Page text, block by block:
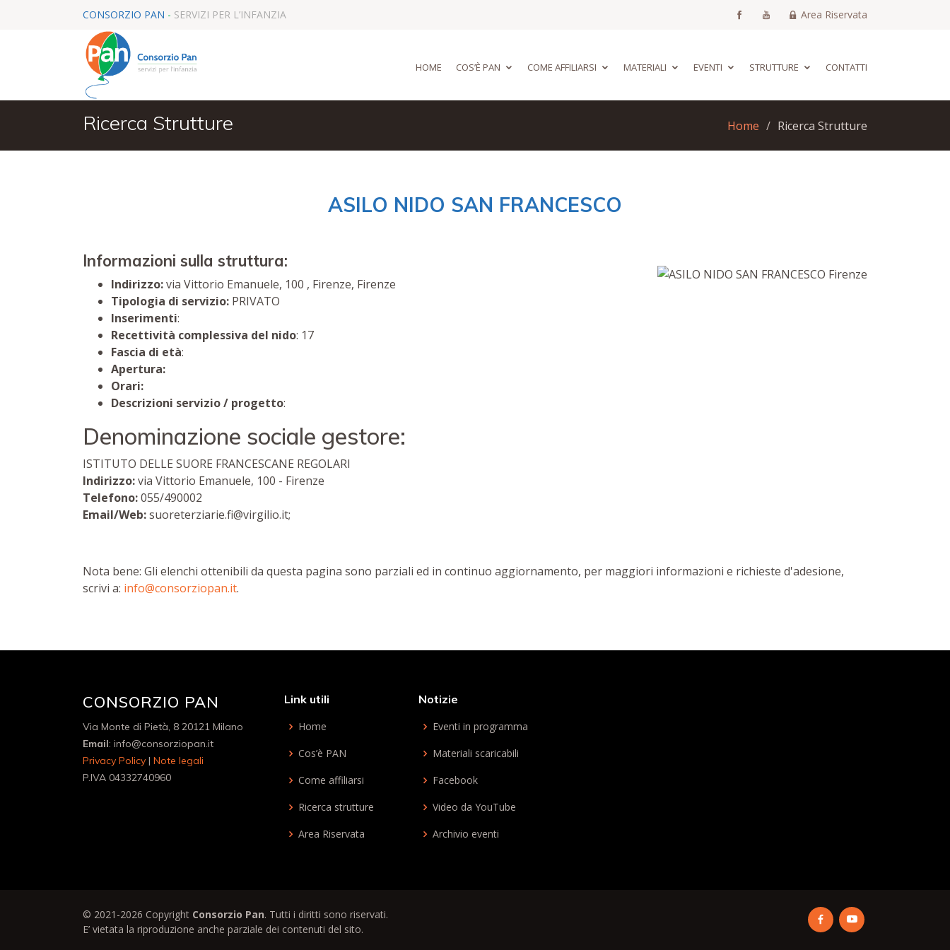
CONSORZIO PAN - SERVIZI PER L’INFANZIA Area Riservata
HOME COS’È PAN COME AFFILIARSI MATERIALI EVENTI STRUTTURE CONTATTI
Ricerca Strutture Home Ricerca Strutture
ASILO NIDO SAN FRANCESCO
Informazioni sulla struttura:
Indirizzo:via Vittorio Emanuele, 100 , Firenze, Firenze
Tipologia di servizio: PRIVATO
Inserimenti:
Recettività complessiva del nido: 17
Fascia di età:
Apertura:
Orari:
Descrizioni servizio / progetto:
Denominazione sociale gestore:
ISTITUTO DELLE SUORE FRANCESCANE REGOLARI
Indirizzo:via Vittorio Emanuele, 100 - Firenze
Telefono:055/490002
Email/Web:suoreterziarie.fi@virgilio.it;
Nota bene: Gli elenchi ottenibili da questa pagina sono parziali ed in continuo aggiornamento, per maggiori informazioni e richieste d'adesione,
scrivi a: info@consorziopan.it.
CONSORZIO PAN
Via Monte di Pietà, 8 20121 Milano
Email: info@consorziopan.it
Privacy Policy | Note legali
P.IVA 04332740960
Link utili
Home
Cos’è PAN
Come affiliarsi
Ricerca strutture
Area Riservata
Notizie
Eventi in programma
Materiali scaricabili
Facebook
Video da YouTube
Archivio eventi
© 2021-2026 Copyright Consorzio Pan. Tutti i diritti sono riservati.
E’ vietata la riproduzione anche parziale dei contenuti del sito.